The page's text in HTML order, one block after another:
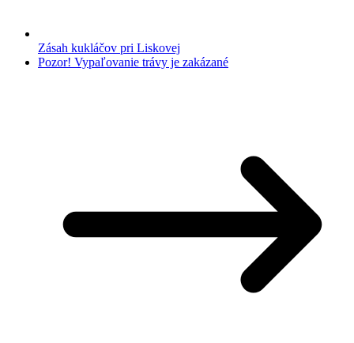
Zásah kukláčov pri Liskovej
Pozor! Vypaľovanie trávy je zakázané